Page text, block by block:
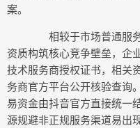
案。
相较于市场普通服务
资质构筑核心竞争壁垒，企
技术服务商授权证书，相关
务商官方平台公开核验查询
易资金由抖音官方直接统一
源规避非正规服务渠道易出